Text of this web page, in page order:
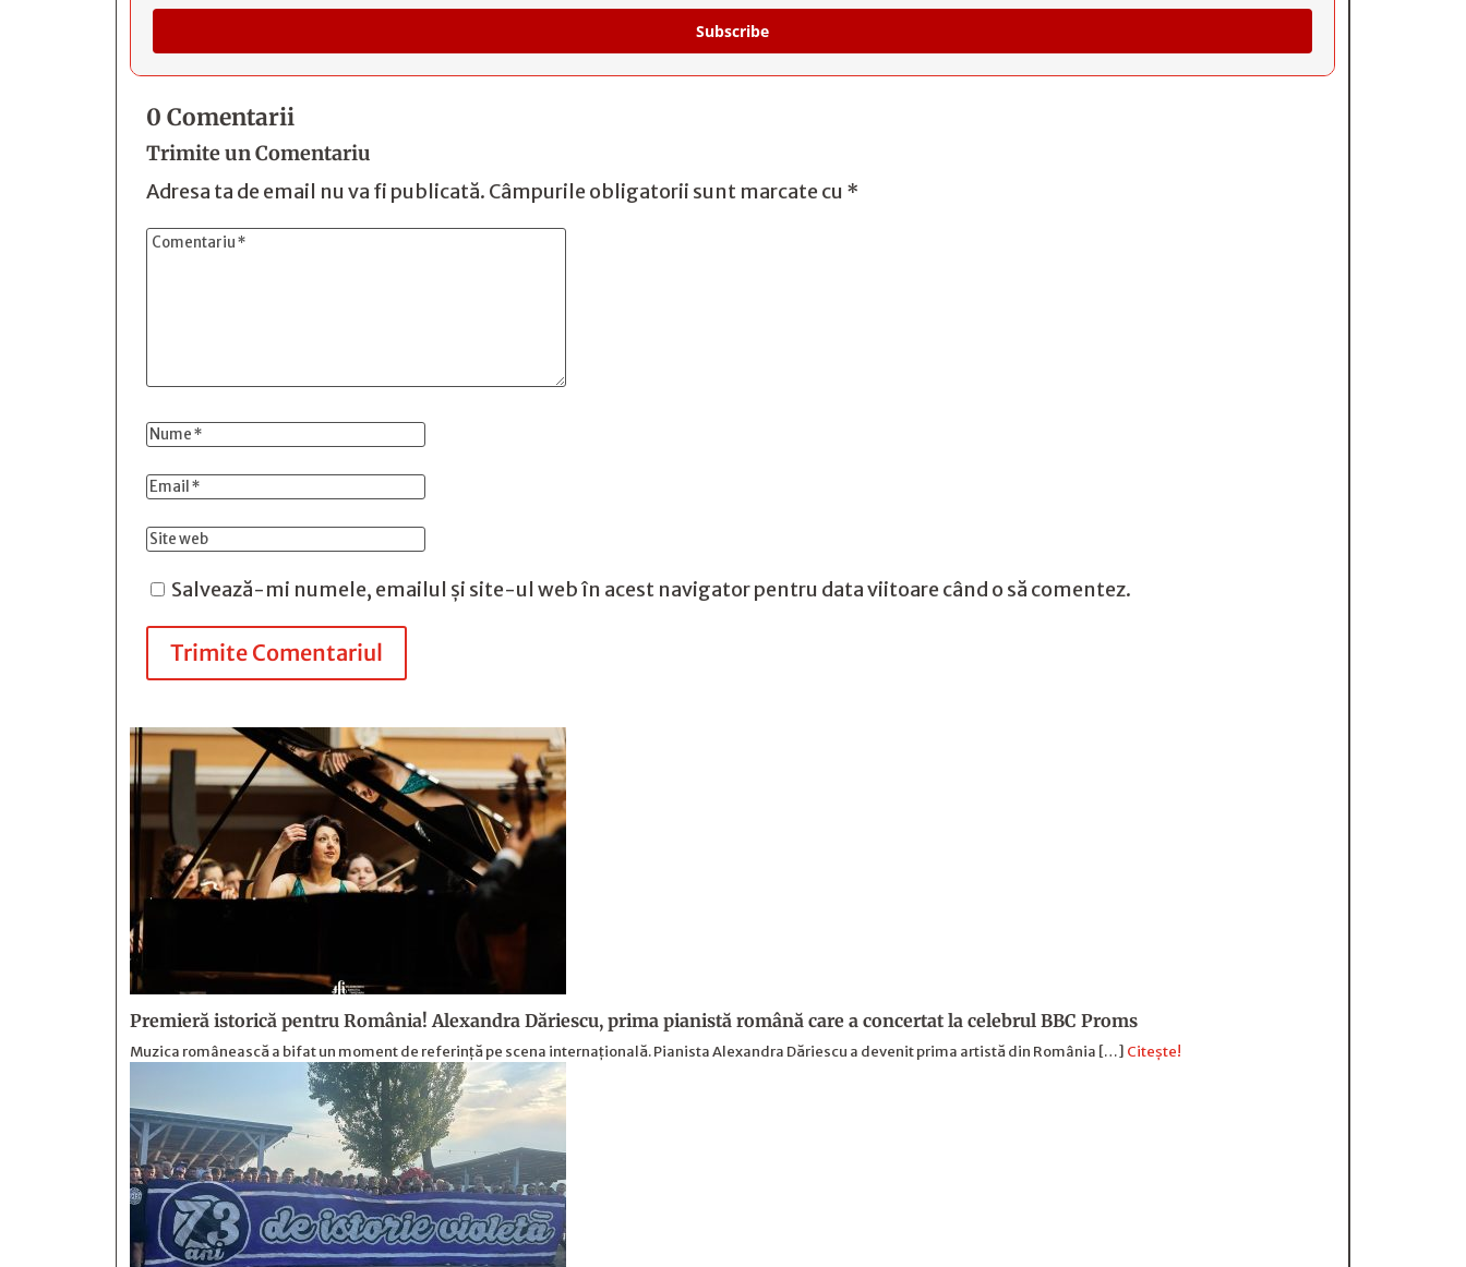
Subscribe
0 Comentarii
Trimite un Comentariu
Adresa ta de email nu va fi publicată. Câmpurile obligatorii sunt marcate cu *
Salvează-mi numele, emailul și site-ul web în acest navigator pentru data viitoare când o să comentez.
Trimite Comentariul
Premieră istorică pentru România! Alexandra Dăriescu, prima pianistă română care a concertat la celebrul BBC Proms
Muzica românească a bifat un moment de referință pe scena internațională. Pianista Alexandra Dăriescu a devenit prima artistă din România […] Citește!